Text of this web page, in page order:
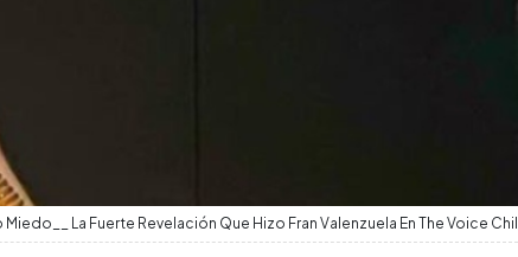
Miedo__ La Fuerte Revelación Que Hizo Fran Valenzuela En The Voice Chil